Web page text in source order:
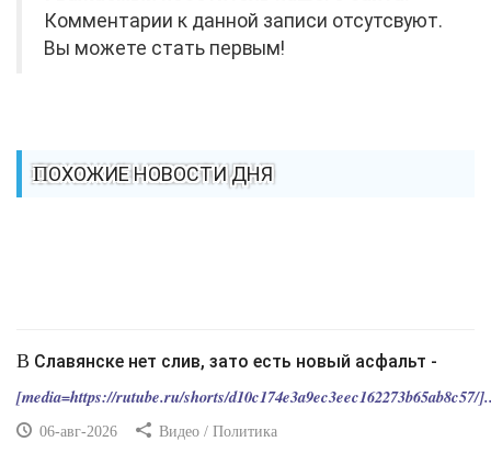
Комментарии к данной записи отсутсвуют.
Вы можете стать первым!
ПОХОЖИЕ НОВОСТИ ДНЯ
В Славянске нет слив, зато есть новый асфальт -
[media=https://rutube.ru/shorts/d10c174e3a9ec3eec162273b65ab8c57/
06-авг-2026 Видео / Политика